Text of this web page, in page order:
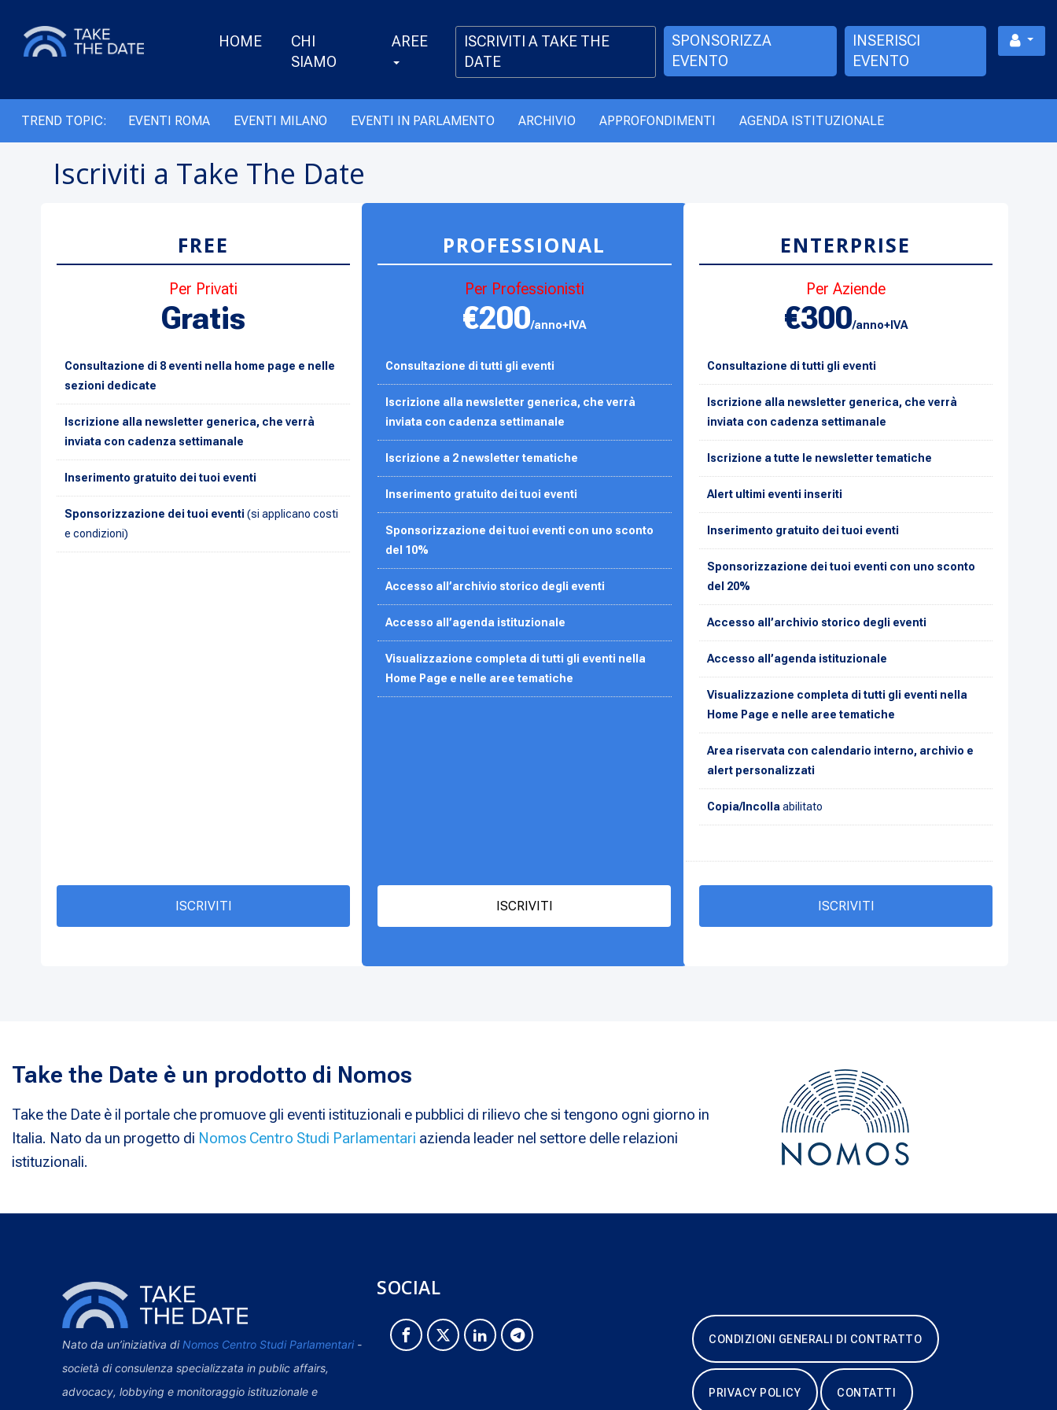
HOME
CHI
SIAMO
AREE
ISCRIVITI A TAKE THE
DATE
SPONSORIZZA
EVENTO
INSERISCI
EVENTO
TREND TOPIC: EVENTI ROMA EVENTI MILANO EVENTI IN PARLAMENTO ARCHIVIO APPROFONDIMENTI AGENDA ISTITUZIONALE
Iscriviti a Take The Date
FREE
Per Privati
Gratis
Consultazione di 8 eventi nella home page e nelle
sezioni dedicate
Iscrizione alla newsletter generica, che verrà
inviata con cadenza settimanale
Inserimento gratuito dei tuoi eventi
Sponsorizzazione dei tuoi eventi (si applicano costi
e condizioni)
ISCRIVITI
PROFESSIONAL
Per Professionisti
€200/anno+IVA
Consultazione di tutti gli eventi
Iscrizione alla newsletter generica, che verrà
inviata con cadenza settimanale
Iscrizione a 2 newsletter tematiche
Inserimento gratuito dei tuoi eventi
Sponsorizzazione dei tuoi eventi con uno sconto
del 10%
Accesso all’archivio storico degli eventi
Accesso all’agenda istituzionale
Visualizzazione completa di tutti gli eventi nella
Home Page e nelle aree tematiche
ISCRIVITI
ENTERPRISE
Per Aziende
€300/anno+IVA
Consultazione di tutti gli eventi
Iscrizione alla newsletter generica, che verrà
inviata con cadenza settimanale
Iscrizione a tutte le newsletter tematiche
Alert ultimi eventi inseriti
Inserimento gratuito dei tuoi eventi
Sponsorizzazione dei tuoi eventi con uno sconto
del 20%
Accesso all’archivio storico degli eventi
Accesso all’agenda istituzionale
Visualizzazione completa di tutti gli eventi nella
Home Page e nelle aree tematiche
Area riservata con calendario interno, archivio e
alert personalizzati
Copia/Incolla abilitato
ISCRIVITI
Take the Date è un prodotto di Nomos
Take the Date è il portale che promuove gli eventi istituzionali e pubblici di rilievo che si tengono ogni giorno in
Italia. Nato da un progetto di Nomos Centro Studi Parlamentari azienda leader nel settore delle relazioni
istituzionali.
Nato da un’iniziativa di Nomos Centro Studi Parlamentari-
società di consulenza specializzata in public affairs,
advocacy, lobbying e monitoraggio istituzionale e
SOCIAL
CONDIZIONI GENERALI DI CONTRATTO
PRIVACY POLICY CONTATTI